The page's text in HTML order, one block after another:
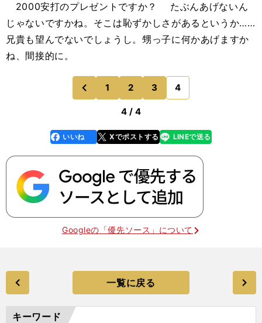
2000安打のプレゼントですか？ たぶんあげないん
じゃないですかね。そこは恥ずかしさがあるというか……
兄貴も望んでないでしょうし。甥っ子に何かあげますか
ね、間接的に。
前
のページへ
1 2 3 4
4 / 4
faceboo
k
いいね Xでポストする
line LINEで送る
Googleの「優先ソース」について
一覧に戻る
キーワード